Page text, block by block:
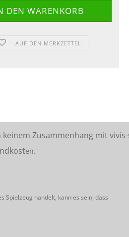
AUF DEN MERKZETTEL
Zusammenhang mit
en.
Spielzeug handelt, kann es sein, dass